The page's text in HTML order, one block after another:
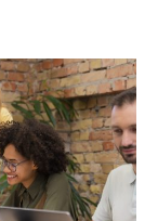
expandir o
à saúde